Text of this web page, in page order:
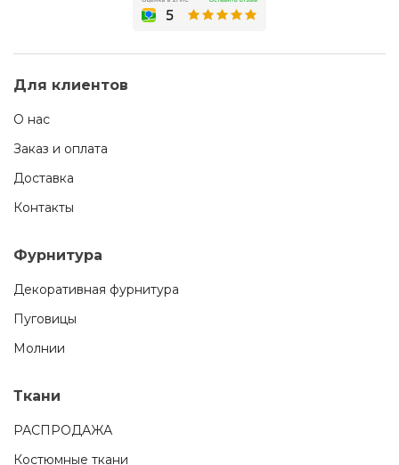
Для клиентов
О нас
Заказ и оплата
Доставка
Контакты
Фурнитура
Декоративная фурнитура
Пуговицы
Молнии
Ткани
РАСПРОДАЖА
Костюмные ткани